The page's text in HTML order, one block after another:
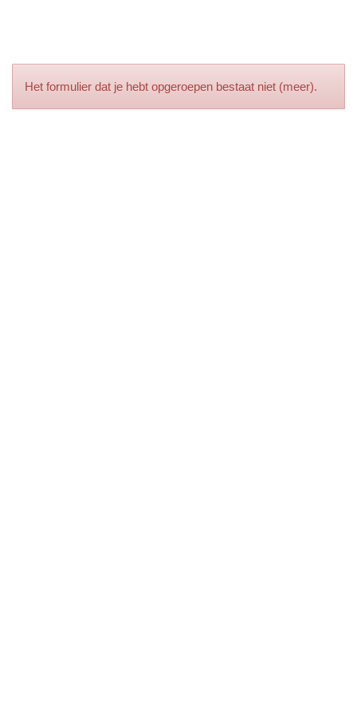
Het formulier dat je hebt opgeroepen bestaat niet (meer).